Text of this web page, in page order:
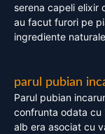
serena capeli elixir
au facut furori pe
ingrediente
parul pubian
Parul pubian
confrunta odata cu
alb era asociat cu